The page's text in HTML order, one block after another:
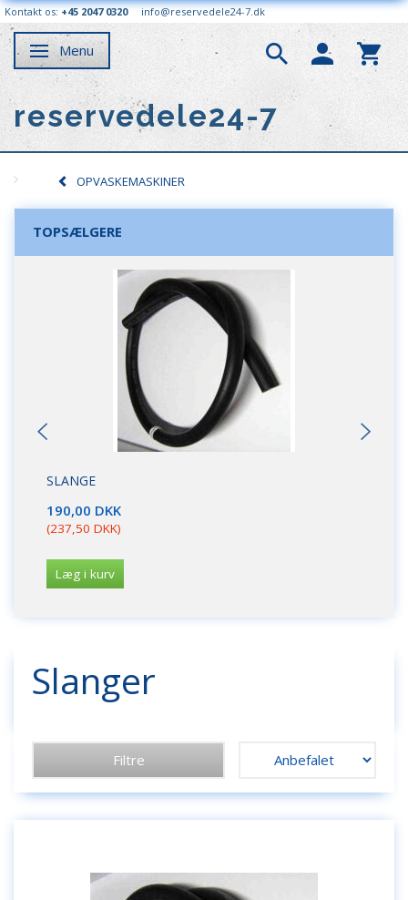
Kontakt os:+45 2047 0320 info@reservedele24-7.dk
Skifte navigation
Menu
reservedele24-7
OPVASKEMASKINER
TOPSÆLGERE
SLANGE
190,00 DKK
(237,50 DKK)
Læg i kurv
Slanger
Filtre